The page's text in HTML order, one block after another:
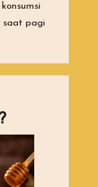
saat pagi